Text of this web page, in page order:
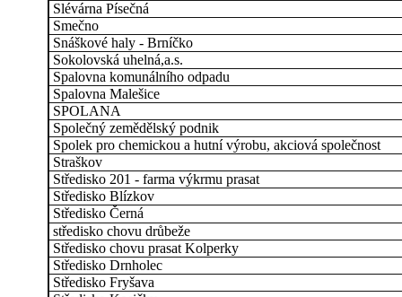
Slévárna Písečná
Smečno
Snáškové haly - Brníčko
Sokolovská uhelná,a.s.
Spalovna komunálního odpadu
Spalovna Malešice
SPOLANA
Společný zemědělský podnik
Spolek pro chemickou a hutní výrobu, akciová společnost
Straškov
Středisko 201 - farma výkrmu prasat
Středisko Blízkov
Středisko Černá
středisko chovu drůbeže
Středisko chovu prasat Kolperky
Středisko Drnholec
Středisko Fryšava